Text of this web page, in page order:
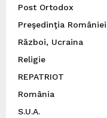
Post Ortodox
Preşedinţia României
Război, Ucraina
Religie
REPATRIOT
România
S.U.A.